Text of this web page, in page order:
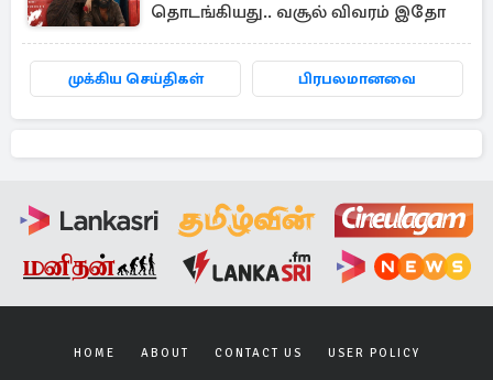
தொடங்கியது.. வசூல் விவரம் இதோ
முக்கிய செய்திகள் பிரபலமானவை
HOME ABOUT CONTACT US USER POLICY